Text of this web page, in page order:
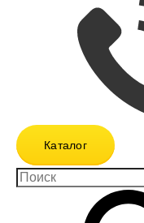
Каталог